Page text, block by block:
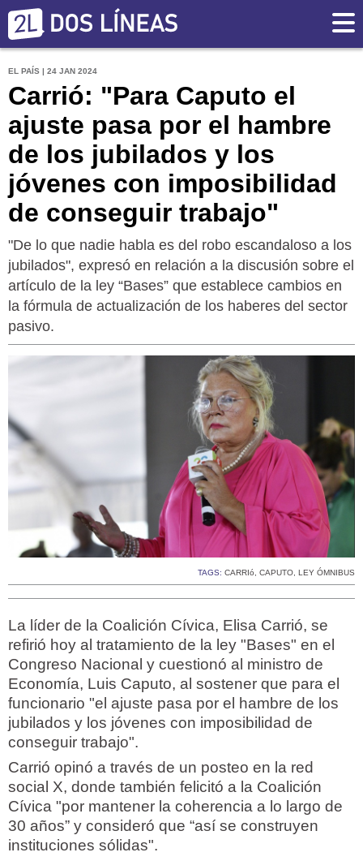
EL PAÍS | 24 JAN 2024
Carrió: "Para Caputo el
ajuste pasa por el hambre
de los jubilados y los
jóvenes con imposibilidad
de conseguir trabajo"
"De lo que nadie habla es del robo escandaloso a los
jubilados", expresó en relación a la discusión sobre el
artículo de la ley “Bases” que establece cambios en
la fórmula de actualización de los haberes del sector
pasivo.
TAGS: CARRIó, CAPUTO, LEY ÓMNIBUS
La líder de la Coalición Cívica, Elisa Carrió, se
refirió hoy al tratamiento de la ley "Bases" en el
Congreso Nacional y cuestionó al ministro de
Economía, Luis Caputo, al sostener que para el
funcionario "el ajuste pasa por el hambre de los
jubilados y los jóvenes con imposibilidad de
conseguir trabajo".
Carrió opinó a través de un posteo en la red
social X, donde también felicitó a la Coalición
Cívica "por mantener la coherencia a lo largo de
30 años” y consideró que “así se construyen
instituciones sólidas".